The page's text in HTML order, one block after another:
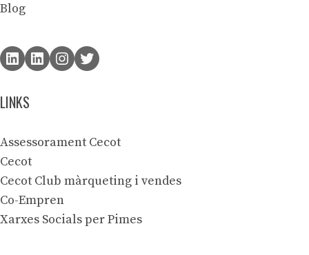
Blog
LINKS
Assessorament Cecot
Cecot
Cecot Club màrqueting i vendes
Co-Empren
Xarxes Socials per Pimes